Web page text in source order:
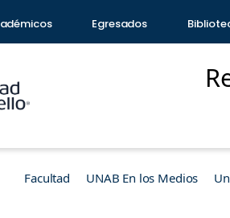
Egresados
Facultad UNAB En los Medios